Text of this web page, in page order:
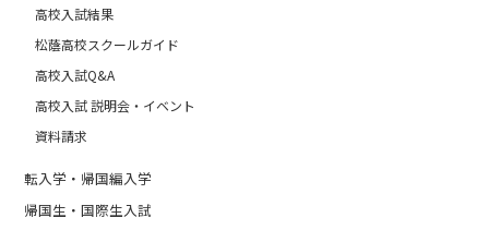
高校入試結果
松蔭高校スクールガイド
高校入試Q&A
高校入試 説明会・イベント
資料請求
転入学・帰国編入学
帰国生・国際生入試